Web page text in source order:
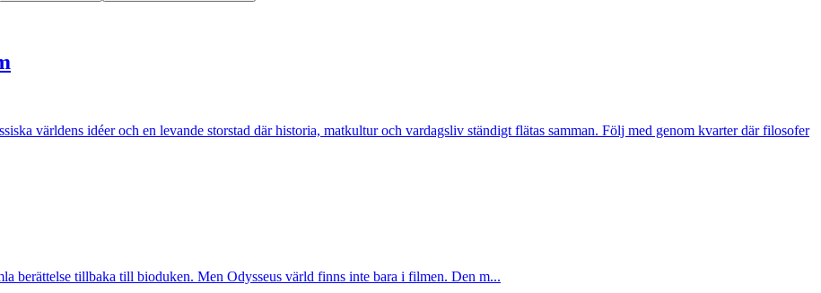
världens idéer och en levande storstad där historia, matkultur och vardagsliv ständigt flätas samman. Följ med genom kvarter där filosofer
berättelse tillbaka till bioduken. Men Odysseus värld finns inte bara i filmen. Den m...